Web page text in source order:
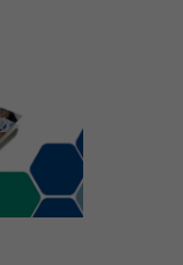
à
de